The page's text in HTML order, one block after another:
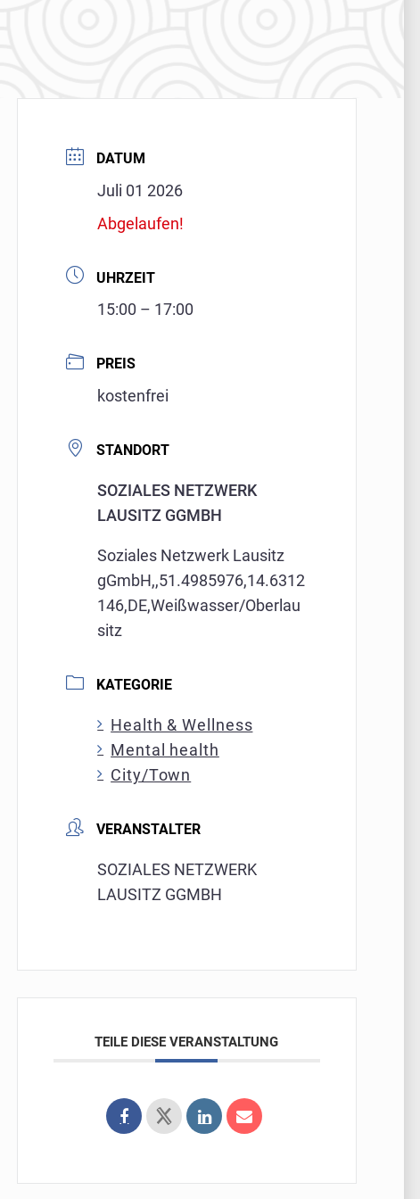
DATUM
Juli 01 2026
Abgelaufen!
UHRZEIT
15:00 – 17:00
PREIS
kostenfrei
STANDORT
SOZIALES NETZWERK
LAUSITZ GGMBH
Soziales Netzwerk Lausitz
gGmbH,,51.4985976,14.6312
146,DE,Weißwasser/Oberlau
sitz
KATEGORIE
Health & Wellness
Mental health
City/Town
VERANSTALTER
SOZIALES NETZWERK
LAUSITZ GGMBH
TEILE DIESE VERANSTALTUNG